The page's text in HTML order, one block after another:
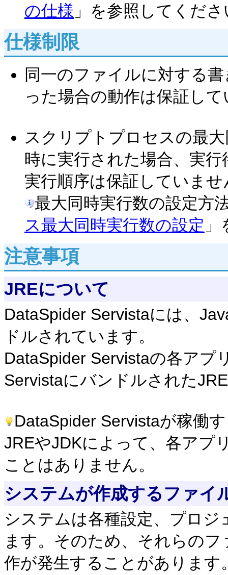
の仕様 」を参照してくだ
仕様制限
同一のファイルに対する
った場合の動作は保証し
スクリプトプロセスの最
時に実行された場合、実
実行順序は保証していませ
最大同時実行数の設定方
ス最大同時実行数の設定
注意事項
JREについて
DataSpider Servistaには、
ドルされています。
DataSpider Servistaの各アプ
Servistaにバンドルされた
DataSpider Servistaが稼働
JREやJDKによって、各アプ
ことはありません。
システムが作成するファイ
システムは各種設定、プロ
ます。そのため、それらの
作が発生することがあります